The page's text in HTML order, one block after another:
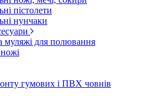
пістолети
нунчаки
муляжі для полювання
гумових і ПВХ човнів